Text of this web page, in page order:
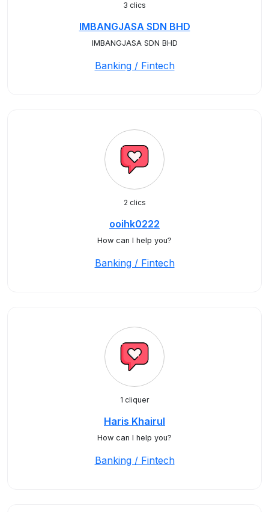
3 clics
IMBANGJASA SDN BHD
IMBANGJASA SDN BHD
Banking / Fintech
2 clics
ooihk0222
How can I help you?
Banking / Fintech
1 cliquer
Haris Khairul
How can I help you?
Banking / Fintech